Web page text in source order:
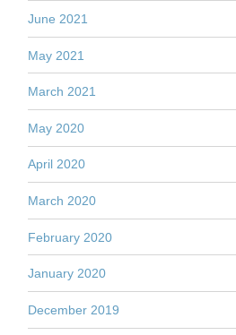
June 2021
May 2021
March 2021
May 2020
April 2020
March 2020
February 2020
January 2020
December 2019